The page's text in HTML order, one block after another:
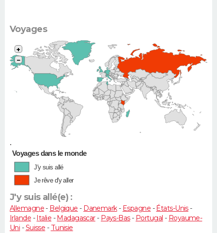
Voyages
•
+
−
Voyages dans le monde
J'y suis allé
Je rêve d'y aller
J'y suis allé(e) :
Allemagne- Belgique - Danemark- Espagne - États-Unis-
Irlande - Italie - Madagascar- Pays-Bas- Portugal - Royaume-
Uni -Suisse - Tunisie